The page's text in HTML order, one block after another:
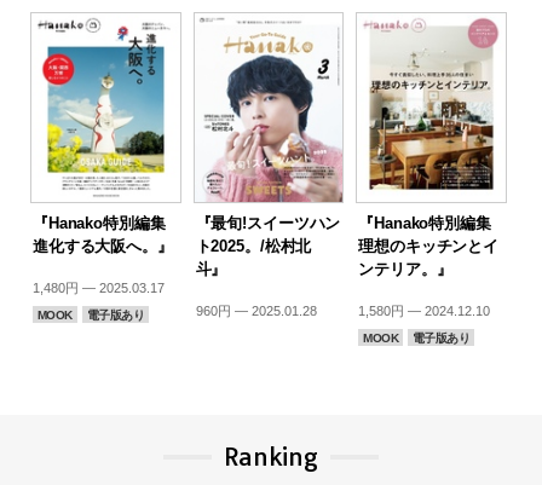
『Hanako特別編集
進化する大阪へ。』
1,480円 — 2025.03.17
MOOK 電子版あり
『最旬!スイーツハン
ト2025。/松村北
斗』
960円 — 2025.01.28
『Hanako特別編集
理想のキッチンとイ
ンテリア。』
1,580円 — 2024.12.10
MOOK 電子版あり
Ranking